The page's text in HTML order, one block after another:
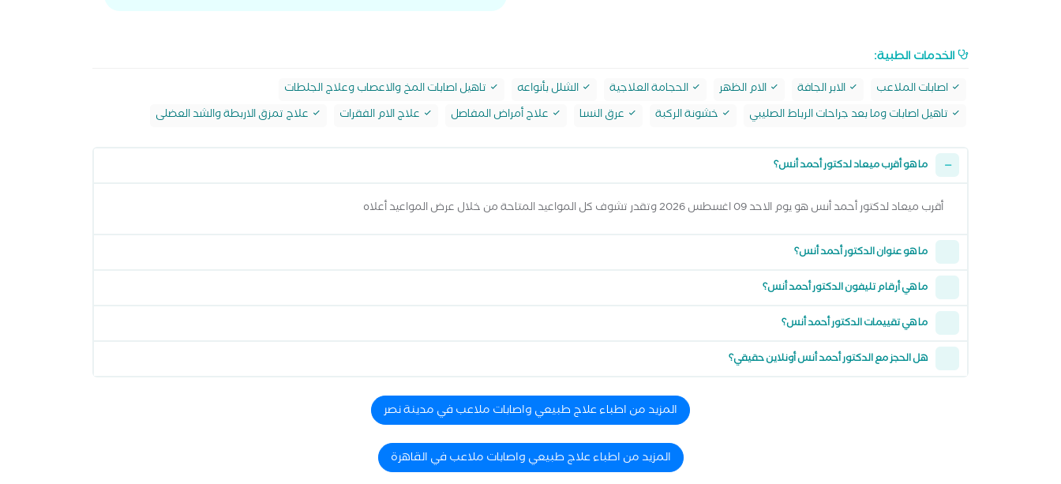
الخدمات الطبية:
اصابات الملاعب الابر الجافة الام الظهر الحجامة العلاجية الشلل بأنواعه
تاهيل اصابات المخ والاعصاب وعلاج الجلطات
تاهيل اصابات وما بعد جراحات الرباط الصليبي
خشونة الركبة عرق النسا علاج أمراض المفاصل علاج الام الفقرات علاج تمزق الاربطة والشد العضلى
ما هو أقرب ميعاد لدكتور أحمد أنس؟
أقرب ميعاد لدكتور أحمد أنس هو يوم الاحد 09 اغسطس 2026 وتقدر تشوف كل المواعيد المتاحة من خلال عرض المواعيد أعلاه
ما هو عنوان الدكتور أحمد أنس؟
ما هي أرقام تليفون الدكتور أحمد أنس؟
ما هي تقييمات الدكتور أحمد أنس؟
هل الحجز مع الدكتور أحمد أنس أونلاين حقيقي؟
المزيد من اطباء علاج طبيعي واصابات ملاعب في مدينة نصر
المزيد من اطباء علاج طبيعي واصابات ملاعب في القاهرة